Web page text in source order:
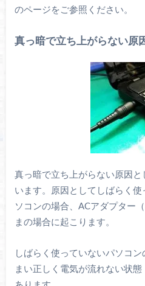
のページをご参照ください。
真っ暗で立ち上がらない原
真っ暗で立ち上がらない原因と
います。原因としてしばらく
ソコンの場合、ACアダプター
まの場合に起こります。
しばらく使っていないパソコ
まい正しく電気が流れない状